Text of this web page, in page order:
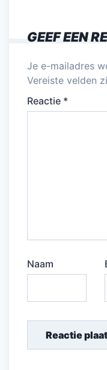
GEEF EEN
Je e-mailadres
Vereiste velden
Reactie *
Naam